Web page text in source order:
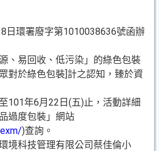
日環署廢字第1010038636號函辦
、易回收、低污染」的綠色包裝
對於綠色包裝]計之認知，臻於資
101年6月22日(五)止，活動詳細
過度包裝」網站
)查詢。
境科技管理有限公司蔡佳倫小